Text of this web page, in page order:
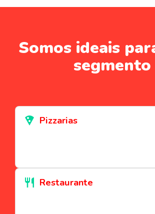
Somos ideais
segmento
Pizzarias
Restaurante